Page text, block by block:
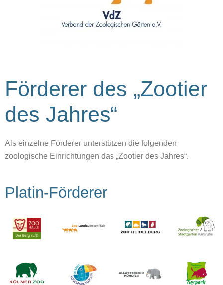
Förderer des „Zootier
des Jahres“
Als einzelne Förderer unterstützen die folgenden
zoologische Einrichtungen das „Zootier des Jahres“.
Platin-Förderer